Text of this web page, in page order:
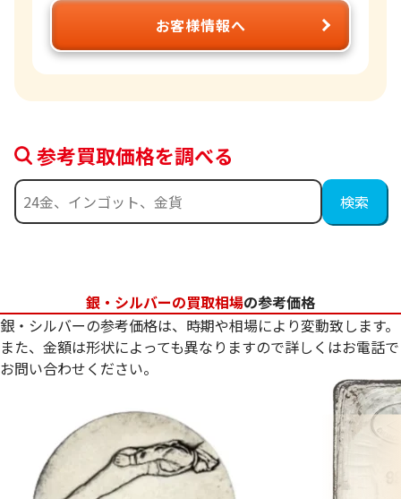
お客様情報へ
参考買取価格を調べる
銀・シルバーの買取相場の参考価格
銀・シルバーの参考価格は、時期や相場により変動致します。
また、金額は形状によっても異なりますので詳しくはお電話で
お問い合わせください。